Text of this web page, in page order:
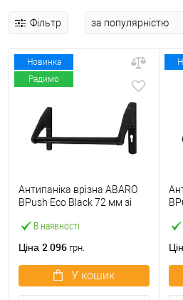
Фільтр
Новинка
Радимо
В наявності
Антипаніка врізна ABARO
BPush Eco Black 72 мм зі
Ціна 2 096 грн.
У кошик